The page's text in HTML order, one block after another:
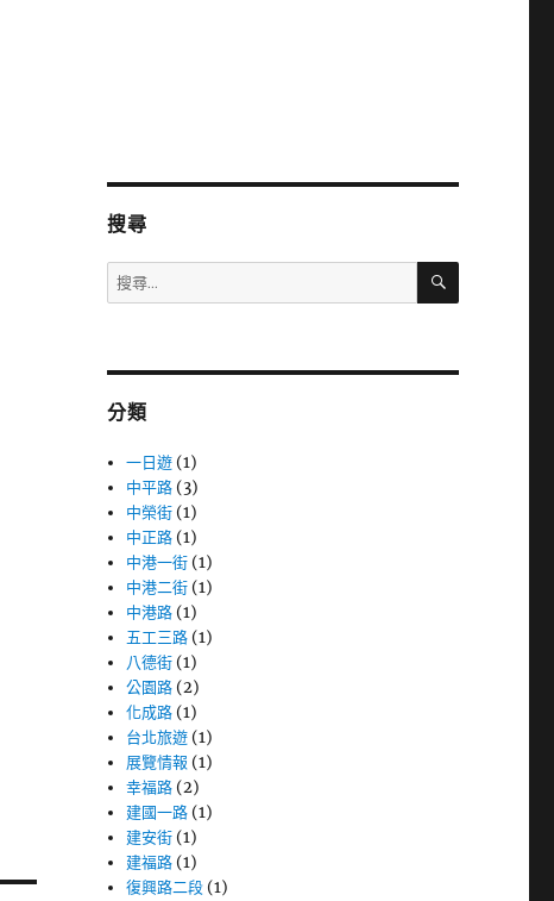
搜尋
搜
尋
字:
搜
分類
一日遊 (1)
中平路 (3)
中榮街 (1)
中正路 (1)
中港一街 (1)
中港二街 (1)
中港路 (1)
五工三路 (1)
八德街 (1)
公園路 (2)
化成路 (1)
台北旅遊 (1)
展覽情報 (1)
幸福路 (2)
建國一路 (1)
建安街 (1)
建福路 (1)
復興路二段 (1)